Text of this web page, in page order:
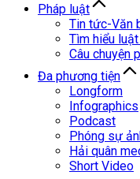
Pháp luật
Tin tức-Văn
Tìm hiểu
Câu chuyện
Đa phương tiện
Longform
Infographics
Podcast
Phóng sự
Hải quân
Short Video